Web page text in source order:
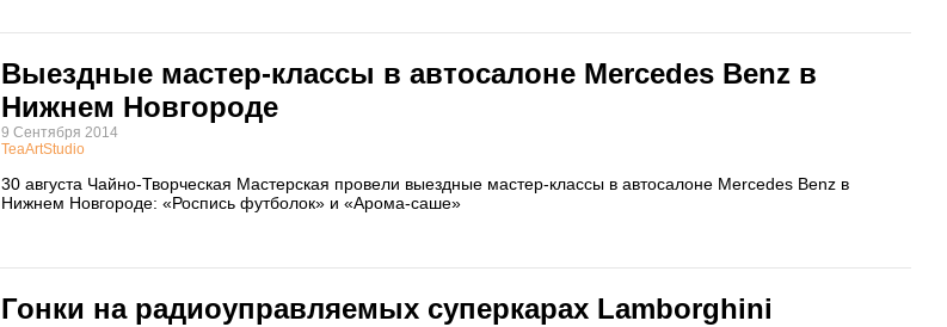
Выездные мастер-классы в автосалоне Mercedes Benz в
Нижнем Новгороде
9 Сентября 2014
TeaArtStudio
30 августа Чайно-Творческая Мастерская провели выездные мастер-классы в автосалоне Mercedes Benz в
Нижнем Новгороде: «Роспись футболок» и «Арома-саше»
Гонки на радиоуправляемых суперкарах Lamborghini